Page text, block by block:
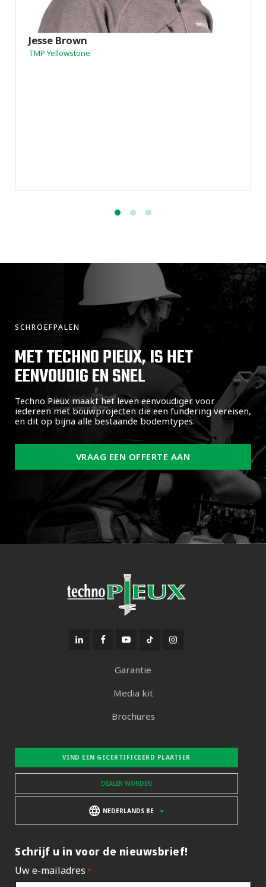
Jesse Brown
TMP Yellowstone
SCHROEFPALEN
MET TECHNO PIEUX, IS HET
EENVOUDIG EN SNEL
Techno Pieux maakt het leven eenvoudiger voor
iedereen met bouwprojecten die een fundering vereisen,
en dit op bijna alle bestaande bodemtypes.
VRAAG EEN OFFERTE AAN
Garantie
Media kit
Brochures
VIND EEN GECERTIFICEERD PLAATSER
DEALER WORDEN
NEDERLANDS BE
Schrijf u in voor de nieuwsbrief!
Uw e-mailadres *